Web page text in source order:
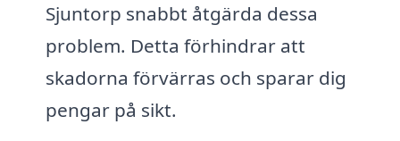
Sjuntorp snabbt åtgärda dessa
problem. Detta förhindrar att
skadorna förvärras och sparar dig
pengar på sikt.